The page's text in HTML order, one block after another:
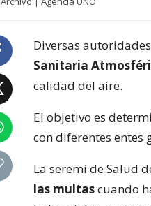
Diversas
Sanitaria
calidad del aire.
El objetivo es
con diferentes entes
La seremi de Salud
las multascuando